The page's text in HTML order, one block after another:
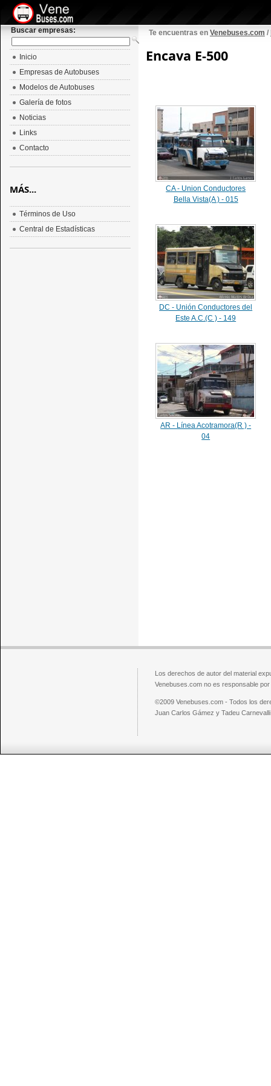
Buscar empresas: Te encuentras en Venebuses.com /
Encava E-500
CA - Union Conductores
Bella Vista(A ) - 015
DC - Unión Conductores del
Este A.C.(C ) - 149
AR - Línea Acotramora(R ) -
04
Inicio
Empresas de Autobuses
Modelos de Autobuses
Galería de fotos
Noticias
Links
Contacto
MÁS...
Términos de Uso
Central de Estadísticas
Los derechos de autor del material
Venebuses.com no es responsable
©2009 Venebuses.com - Todos los
Juan Carlos Gámez y Tadeu Carnevalli